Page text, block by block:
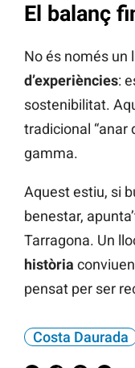
El balanç
No és només un
d’experiències:
sostenibilitat.
tradicional “anar
gamma.
Aquest estiu, si
benestar,
Tarragona. Un
història
pensat per ser
Costa Daurada